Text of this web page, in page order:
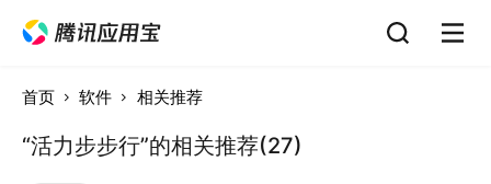
首页 软件 相关推荐
“活力步步行”的相关推荐(27)